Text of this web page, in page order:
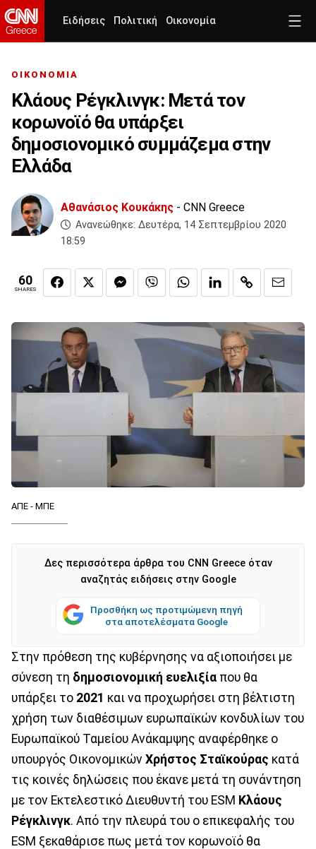
Ειδήσεις Πολιτική Οικονομία
ΟΙΚΟΝΟΜΙΑ
Κλάους Ρέγκλινγκ: Μετά τον
κορωνοϊό θα υπάρξει
δημοσιονομικό συμμάζεμα στην
Ελλάδα
Αθανάσιος Κουκάκης - CNN Greece
Ανανεώθηκε: Δευτέρα, 14 Σεπτεμβρίου 2020
18:59
60
SHARES
ΑΠΕ - ΜΠΕ
Δες περισσότερα άρθρα του CNN Greece όταν
αναζητάς ειδήσεις στην Google
Προσθήκη ως προτιμώμενη πηγή
στα αποτελέσματα Google
Στην πρόθεση της κυβέρνησης να αξιοποιήσει με
σύνεση τη δημοσιονομική ευελιξία που θα
υπάρξει το 2021 και να προχωρήσει στη βέλτιστη
χρήση των διαθέσιμων ευρωπαϊκών κονδυλίων του
Ευρωπαϊκού Ταμείου Ανάκαμψης αναφέρθηκε ο
υπουργός Οικονομικών Χρήστος Σταϊκούρας κατά
τις κοινές δηλώσεις που έκανε μετά τη συνάντηση
με τον Εκτελεστικό Διευθυντή του ESM Κλάους
Ρέγκλινγκ. Από την πλευρά του ο επικεφαλής του
ESM ξεκαθάρισε πως μετά τον κορωνοϊό θα